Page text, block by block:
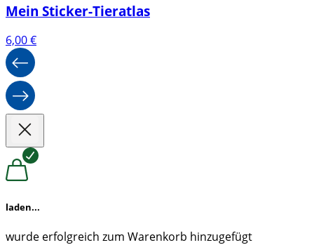
Mein Sticker-Tieratlas
6,00€
laden...
wurde erfolgreich zum Warenkorb hinzugefügt